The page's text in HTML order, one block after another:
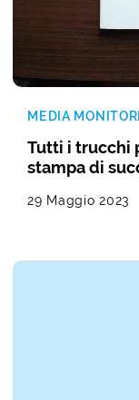
MEDIA
Tutti i trucchi
stampa di
29 Maggio 2023